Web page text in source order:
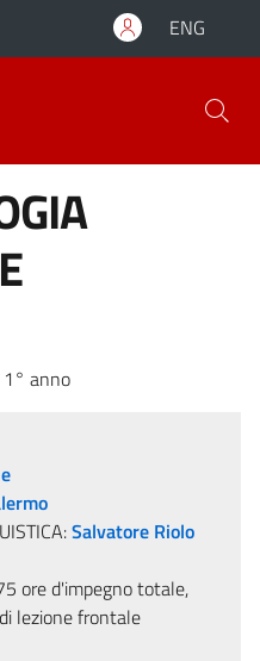
ENG
anno
Salvatore Riolo
ore d'impegno totale,
lezione frontale